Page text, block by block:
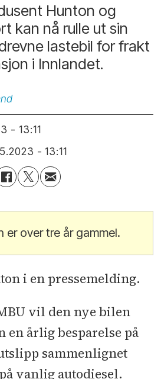
Hunton og
kan nå rulle ut sin
lastebil for frakt
i Innlandet.
- 13:11
- 13:11
er over tre år gammel.
i en pressemelding.
vil den nye bilen
en årlig besparelse på
sammenlignet
vanlig autodiesel.